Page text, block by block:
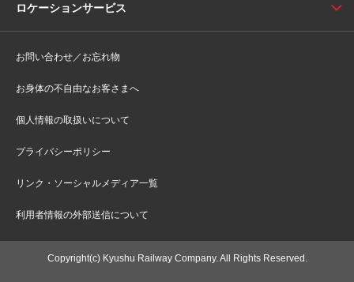
ロケーションサービス
お問い合わせ／お忘れ物
お身体の不自由なお客さまへ
個人情報の取扱いについて
プライバシーポリシー
リンク・ソーシャルメディア一覧
利用者情報の外部送信について
Copyright(c) Kyushu Railway Company. All Rights Reserved.